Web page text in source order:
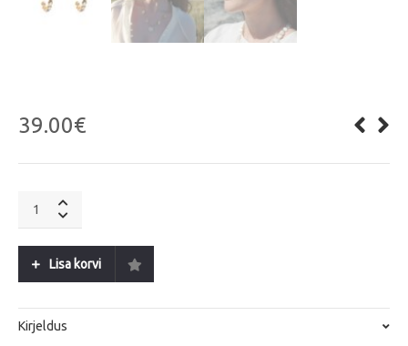
39.00€
Oslo
quantity
Lisa korvi
Kirjeldus